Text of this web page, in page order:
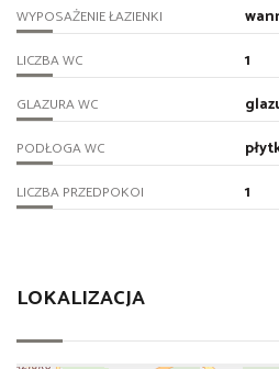
WYPOSAŻENIE ŁAZIENKI
LICZBA WC 1
GLAZURA WC
PODŁOGA WC
LICZBA PRZEDPOKOI 1
LOKALIZACJA